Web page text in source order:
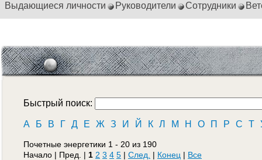
Выдающиеся личности Руководители Сотрудники
Быстрый поиск:
А Б В Г Д Е Ж З И Й К Л М Н О П Р С Т
Почетные энергетики 1 - 20 из 190
Начало | Пред. | 1 2 3 4 5 | След. | Конец | Все